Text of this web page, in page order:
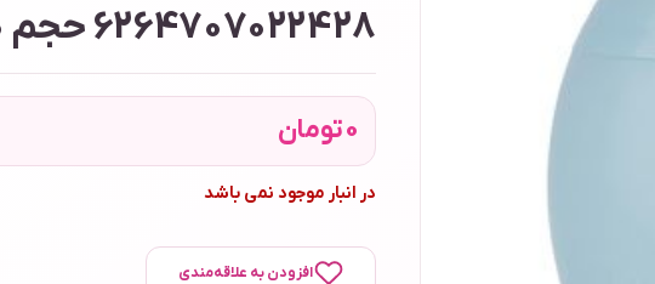
6264707022428 حجم 60 میلی‌لیتر
0تومان
در انبار موجود نمی باشد
افزودن به علاقه‌مندی